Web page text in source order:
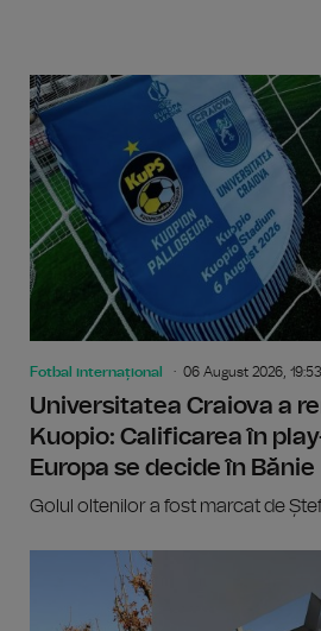
Fotbal internațional 06 August 2026, 19:53
Universitatea Craiova a
Kuopio: Calificarea în
Europa se decide în Bănie
Golul oltenilor a fost marcat de